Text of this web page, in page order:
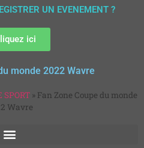
UN EVENEMENT ?
ici
monde 2022 Wavre
SPORT » Fan Zone Coupe du monde
Wavre